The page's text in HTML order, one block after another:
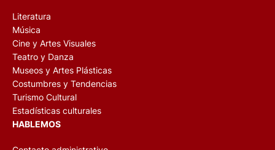
Literatura
Música
Cine y Artes Visuales
Teatro y Danza
Museos y Artes Plásticas
Costumbres y Tendencias
Turismo Cultural
Estadísticas culturales
HABLEMOS